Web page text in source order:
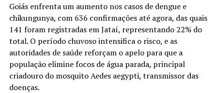
Goiás enfrenta um aumento nos casos de dengue e
chikungunya, com 636 confirmações até agora, das quais
141 foram registradas em Jataí, representando 22% do
total. O período chuvoso intensifica o risco, e as
autoridades de saúde reforçam o apelo para que a
população elimine focos de água parada, principal
criadouro do mosquito Aedes aegypti, transmissor das
doenças.